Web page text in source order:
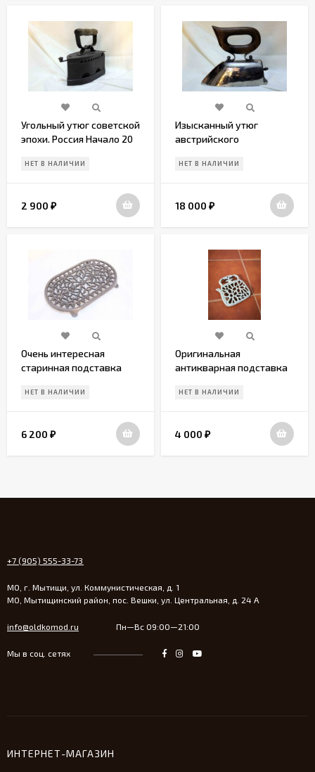
Угольный утюг советской
эпохи. Россия Начало 20
НЕТ В НАЛИЧИИ
2 900 ₽
Изысканный утюг
австрийского
Начало 20 века
НЕТ В НАЛИЧИИ
18 000 ₽
Очень интересная
старинная подставка
20 века
НЕТ В НАЛИЧИИ
6 200 ₽
Оригинальная
антикварная подставка
Начало 20 века
НЕТ В НАЛИЧИИ
4 000 ₽
+7 (905) 555-33-73
МО, г. Мытищи, ул. Коммунистическая, д. 1
МО, Мытищинский район, пос. Вешки, ул. Центральная, д. 24 А
info@oldkomod.ru Пн—Вс 09:00—21:00
Мы в соц. сетях
ИНТЕРНЕТ-МАГАЗИН